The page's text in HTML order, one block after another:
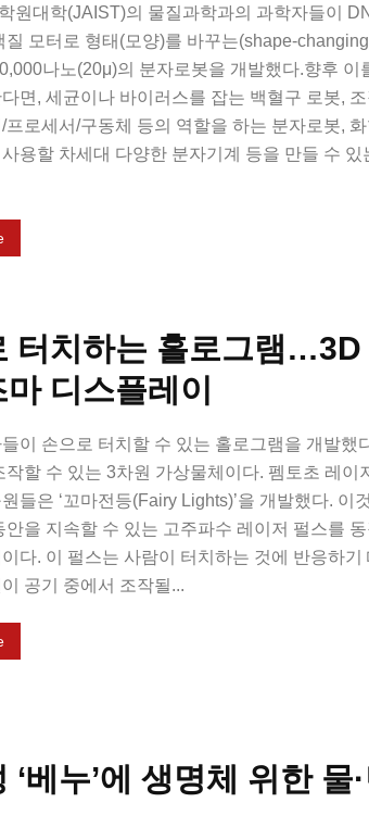
원대학(JAIST)의 물질과학과의 과학자들이
질 모터로 형태(모양)를 바꾸는(shape-
나노(20μ)의 분자로봇을 개발했다.향후 이
면, 세균이나 바이러스를 잡는 백혈구 로봇,
프로세서/구동체 등의 역할을 하는 분자로봇,
용할 차세대 다양한 분자기계 등을 만들 수 있
터치하는 홀로그램…3D
디스플레이
이 손으로 터치할 수 있는 홀로그램을 개발했
작할 수 있는 3차원 가상물체이다. 펨토초 레이
들은 ‘꼬마전등(Fairy Lights)’을 개발했다. 이
안을 지속할 수 있는 고주파수 레이저 펄스를
다. 이 펄스는 사람이 터치하는 것에 반응하기
공기 중에서 조작될...
‘베누’에 생명체 위한 물